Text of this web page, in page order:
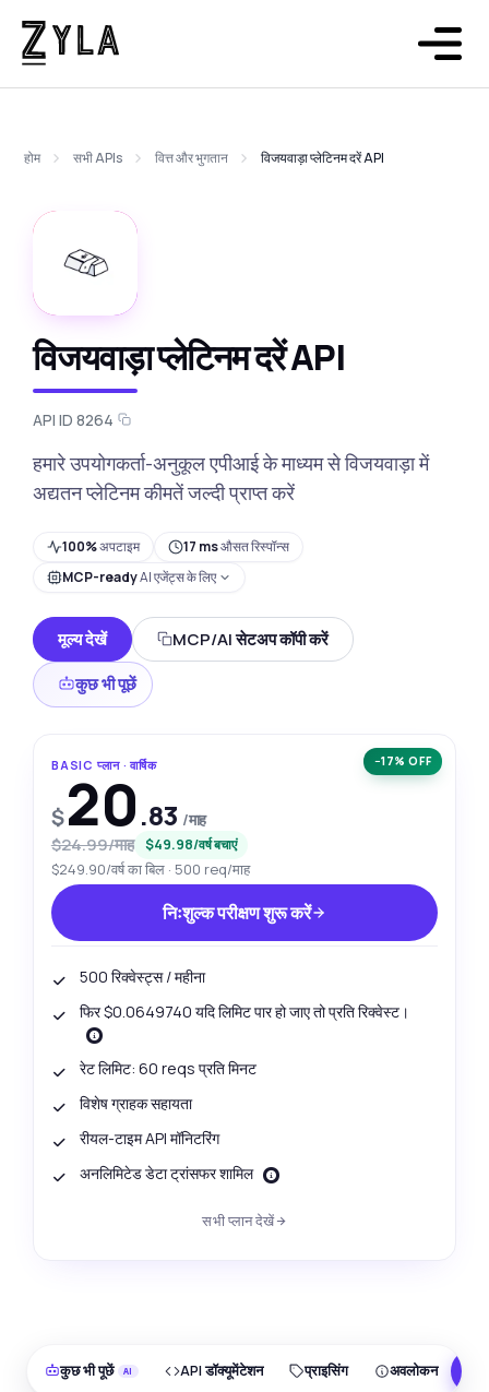
होम सभी APIs वित्त और भुगतान विजयवाड़ा प्लेटिनम दरें API
विजयवाड़ा प्लेटिनम दरें API
API ID 8264
हमारे उपयोगकर्ता-अनुकूल एपीआई के माध्यम से विजयवाड़ा में
अद्यतन प्लेटिनम कीमतें जल्दी प्राप्त करें
100%अपटाइम 17 msऔसत रिस्पॉन्स
MCP-readyAI एजेंट्स के लिए
मूल्य देखें
MCP/AI सेटअप कॉपी करें
कुछ भी पूछें
−17% OFF
BASIC प्लान · वार्षिक
$20.83 /माह
$24.99/माह $49.98/वर्ष बचाएं
$249.90/वर्ष का बिल · 500 req/माह
निःशुल्क परीक्षण शुरू करें
500 रिक्वेस्ट्स / महीना
फिर $0.0649740 यदि लिमिट पार हो जाए तो प्रति रिक्वेस्ट।
रेट लिमिट: 60 reqs प्रति मिनट
विशेष ग्राहक सहायता
रीयल-टाइम API मॉनिटरिंग
अनलिमिटेड डेटा ट्रांसफर शामिल
सभी प्लान देखें
कुछ भी पूछें API डॉक्यूमेंटेशन प्राइसिंग अवलोकन